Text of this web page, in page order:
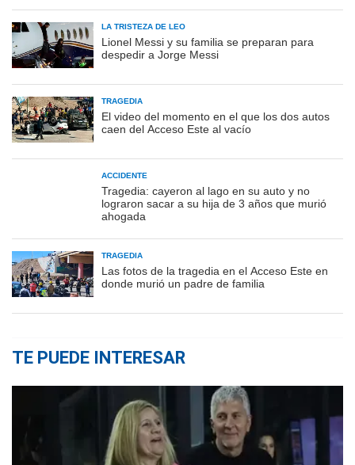
LA TRISTEZA DE LEO
Lionel Messi y su familia se preparan para
despedir a Jorge Messi
TRAGEDIA
El video del momento en el que los dos autos
caen del Acceso Este al vacío
ACCIDENTE
Tragedia: cayeron al lago en su auto y no
lograron sacar a su hija de 3 años que murió
ahogada
TRAGEDIA
Las fotos de la tragedia en el Acceso Este en
donde murió un padre de familia
TE PUEDE INTERESAR